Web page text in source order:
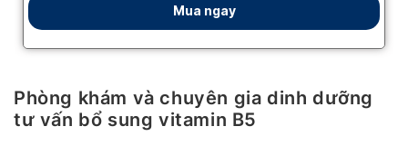
Phòng khám và chuyên gia dinh dưỡng
tư vấn bổ sung vitamin B5